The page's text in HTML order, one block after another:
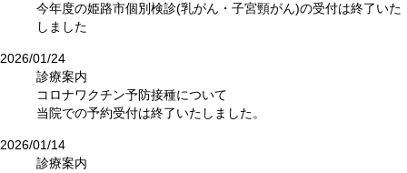
今年度の姫路市個別検診(乳がん・子宮頸がん)の受付は終了いた
しました
2026/01/24
診療案内
コロナワクチン予防接種について
当院での予約受付は終了いたしました。
2026/01/14
診療案内